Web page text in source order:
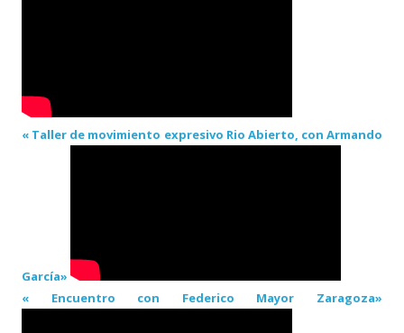
« Taller de movimiento expresivo Rio Abierto, con Armando
García»
« Encuentro con Federico Mayor Zaragoza»